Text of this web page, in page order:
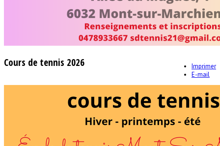
Imprimer
E-mail
Cours de tennis 2026